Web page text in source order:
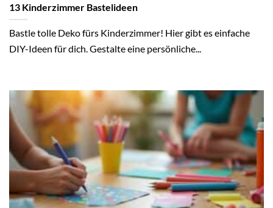
13 Kinderzimmer Bastelideen
Bastle tolle Deko fürs Kinderzimmer! Hier gibt es einfache
DIY-Ideen für dich. Gestalte eine persönliche...